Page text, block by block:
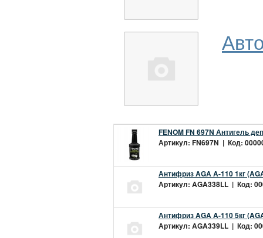
FENOM FN 697N Антигель
Артикул: FN697N | Код:
Антифриз AGA A-110 1кг
Артикул: AGA338LL | Код:
Антифриз AGA A-110 5кг
Артикул: AGA339LL | Код: